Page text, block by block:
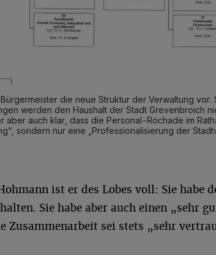
die neue Struktur der Verwaltung vor.
werden den Haushalt der Stadt Grevenbroich
aber auch klar, dass die Personal-Rochade im
sondern nur eine „Professionalisierung der
ist er des Lobes voll: Sie habe
Sie habe aber auch einen „sehr
Zusammenarbeit sei stets „sehr